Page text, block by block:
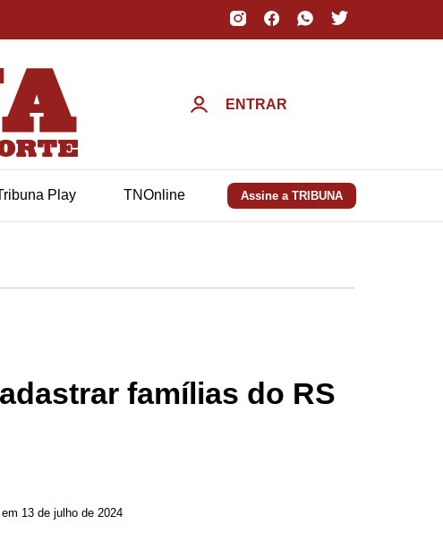
ENTRAR
Play TNOnline Assine a TRIBUNA
famílias do RS
Atualizado em 13 de julho de 2024